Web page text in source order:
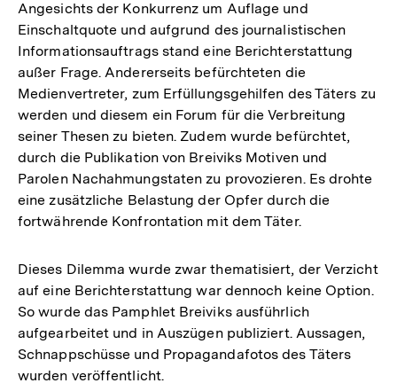
Angesichts der Konkurrenz um Auflage und
Einschaltquote und aufgrund des journalistischen
Informationsauftrags stand eine Berichterstattung
außer Frage. Andererseits befürchteten die
Medienvertreter, zum Erfüllungsgehilfen des Täters zu
werden und diesem ein Forum für die Verbreitung
seiner Thesen zu bieten. Zudem wurde befürchtet,
durch die Publikation von Breiviks Motiven und
Parolen Nachahmungstaten zu provozieren. Es drohte
eine zusätzliche Belastung der Opfer durch die
fortwährende Konfrontation mit dem Täter.
Dieses Dilemma wurde zwar thematisiert, der Verzicht
auf eine Berichterstattung war dennoch keine Option.
So wurde das Pamphlet Breiviks ausführlich
aufgearbeitet und in Auszügen publiziert. Aussagen,
Schnappschüsse und Propagandafotos des Täters
wurden veröffentlicht.